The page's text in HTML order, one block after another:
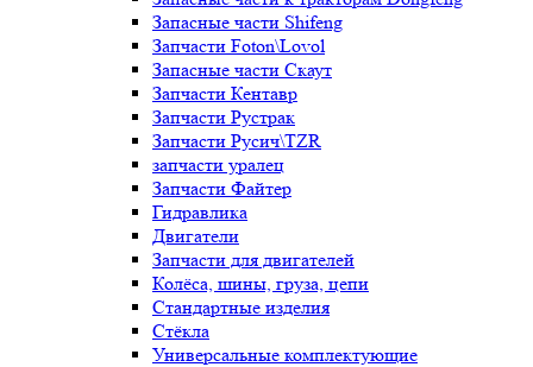
Запасные части Shifeng
Запчасти Foton\Lovol
Запасные части Скаут
Запчасти Кентавр
Запчасти Рустрак
Запчасти Русич\TZR
запчасти уралец
Запчасти Файтер
Гидравлика
Двигатели
Запчасти для двигателей
Колёса, шины, груза, цепи
Стандартные изделия
Стёкла
Универсальные комплектующие